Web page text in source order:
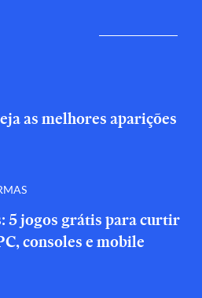
as melhores aparições
5 jogos grátis para curtir
consoles e mobile